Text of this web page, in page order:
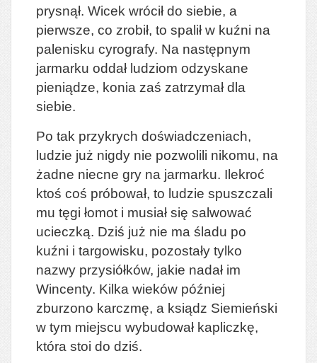
prysnął. Wicek wrócił do siebie, a
pierwsze, co zrobił, to spalił w kuźni na
palenisku cyrografy. Na następnym
jarmarku oddał ludziom odzyskane
pieniądze, konia zaś zatrzymał dla
siebie.
Po tak przykrych doświadczeniach,
ludzie już nigdy nie pozwolili nikomu, na
żadne niecne gry na jarmarku. Ilekroć
ktoś coś próbował, to ludzie spuszczali
mu tęgi łomot i musiał się salwować
ucieczką. Dziś już nie ma śladu po
kuźni i targowisku, pozostały tylko
nazwy przysiółków, jakie nadał im
Wincenty. Kilka wieków później
zburzono karczmę, a ksiądz Siemieński
w tym miejscu wybudował kapliczkę,
która stoi do dziś.